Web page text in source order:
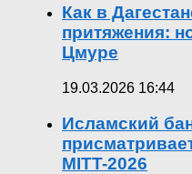
Как в
притяжения:
Цмуре
19.03.2026 16:44
Исламский
MITT-2026